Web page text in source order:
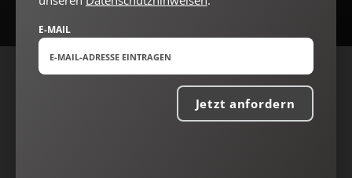
Impressum
E-MAIL
Jetzt anfordern